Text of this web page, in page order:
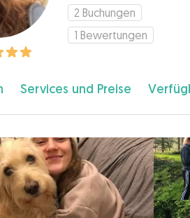
2 Buchungen
1 Bewertungen
Services und Preise